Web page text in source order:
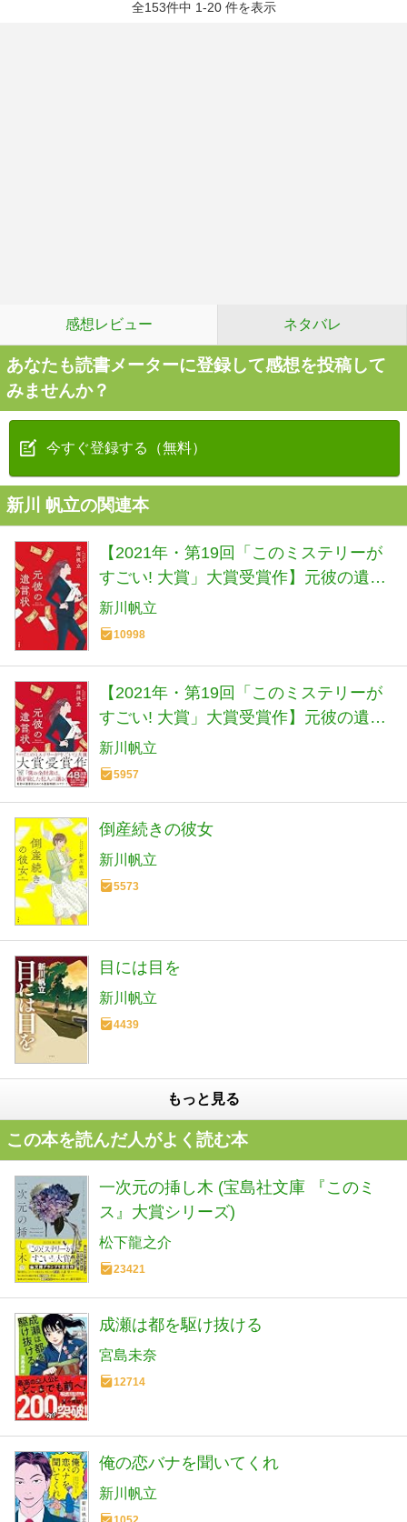
全153件中 1-20 件を表示
感想レビュー ネタバレ
あなたも読書メーターに登録して感想を投稿して
みませんか？
今すぐ登録する（無料）
新川 帆立の関連本
【2021年・第19回「このミステリーが
すごい! 大賞」大賞受賞作】元彼の遺言
状 (『このミス』大賞シリーズ)
新川帆立
10998
【2021年・第19回「このミステリーが
すごい! 大賞」大賞受賞作】元彼の遺言
状 (宝島社文庫 『このミス』大賞シリー
ズ)
新川帆立
5957
倒産続きの彼女
新川帆立
5573
目には目を
新川帆立
4439
もっと見る
この本を読んだ人がよく読む本
一次元の挿し木 (宝島社文庫 『このミ
ス』大賞シリーズ)
松下龍之介
23421
成瀬は都を駆け抜ける
宮島未奈
12714
俺の恋バナを聞いてくれ
新川帆立